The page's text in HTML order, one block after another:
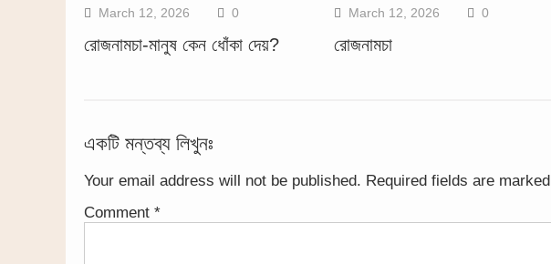
March 12, 2026 0
রোজনামচা-মানুষ কেন ধোঁকা দেয়?
March 12, 2026 0
রোজনামচা
একটি মন্তব্য লিখুনঃ
Your email address will not be published. Required fields are marked
Comment *